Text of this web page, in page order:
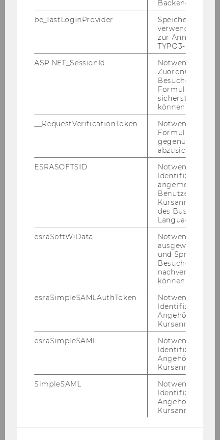
Kon­kre­ter Vor­teil
Stu­die­ren­de pro­fi­tie­ren davon, dass ein WU-​
Studium auf der gan­zen Welt mehr denn je ge­
schätzt wird, wo­durch die in­ter­na­tio­na­le Be­
schäf­ti­gungs­fä­hig­keit steigt. Stu­di­en­an­ge­bo­te
Backend.
be_lastLoginProvider
Speichert die
verwendete
zur Anmeldung
TYPO3-Backend.
ASP.NET_SessionId
Notwendig, um
Zuordnung von
Besucher zu
sicherstellen zu
können.
__RequestVerificationToken
Notwendig, um
gegenüber
abzusichern.
ESRASOFTSID
Notwendig zur
Identifizierung
angemeldeten
Benutzers im
des Business
Language
esraSoftWiData
Notwendig um
ausgewählte
und
Besuchers
nachverfolgen
können.
esraSimpleSAMLAuthToken
Notwendig zur
Identifizierung
Angehörige/r für
Kursanmeldung.
esraSimpleSAML
Notwendig zur
Identifizierung
Angehörige/r für
Kursanmeldung.
SimpleSAML
Notwendig zur
Identifizierung
Angehörige/r für
Kursanmeldung.